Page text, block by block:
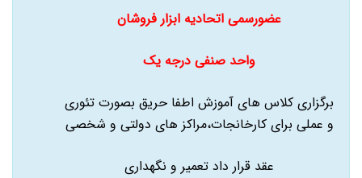
عضورسمی اتحادیه ابزار فروشان
واحد صنفی درجه یک
برگزاری کلاس های آموزش اطفا حریق بصورت تئوری
و عملی برای کارخانجات،مراکز های دولتی و شخصی
عقد قرار داد تعمیر و نگهداری